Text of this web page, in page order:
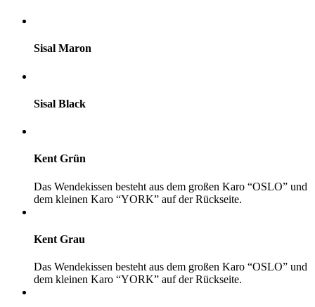
Sisal Maron
Sisal Black
Kent Grün
Das Wendekissen besteht aus dem großen Karo “OSLO” und
dem kleinen Karo “YORK” auf der Rückseite.
Kent Grau
Das Wendekissen besteht aus dem großen Karo “OSLO” und
dem kleinen Karo “YORK” auf der Rückseite.